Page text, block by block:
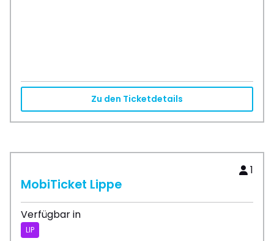
Zu den Ticketdetails
1
MobiTicket Lippe
Verfügbar in
LIP